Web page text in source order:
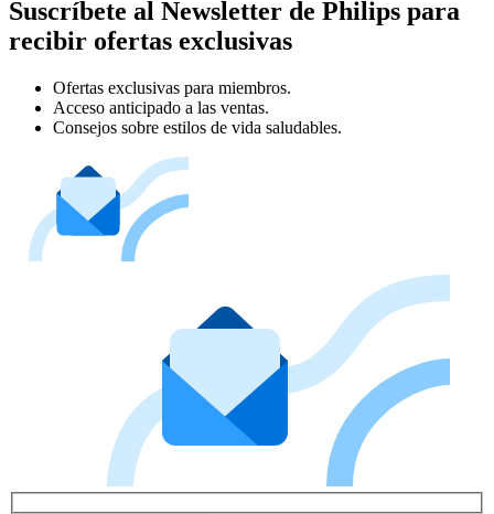
Suscríbete al Newsletter de Philips para
recibir ofertas exclusivas
Ofertas exclusivas para miembros.
Acceso anticipado a las ventas.
Consejos sobre estilos de vida saludables.